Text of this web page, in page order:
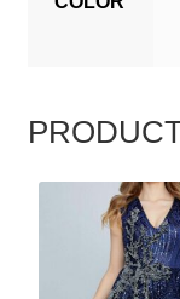
PRODUCTO
MÚLTIPLES